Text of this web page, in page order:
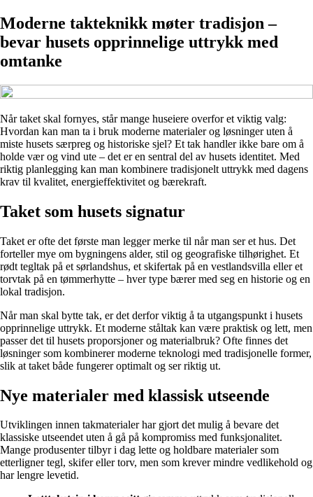
Moderne takteknikk møter tradisjon –
bevar husets opprinnelige uttrykk med
omtanke
Når taket skal fornyes, står mange huseiere overfor et viktig valg:
Hvordan kan man ta i bruk moderne materialer og løsninger uten å
miste husets særpreg og historiske sjel? Et tak handler ikke bare om å
holde vær og vind ute – det er en sentral del av husets identitet. Med
riktig planlegging kan man kombinere tradisjonelt uttrykk med dagens
krav til kvalitet, energieffektivitet og bærekraft.
Taket som husets signatur
Taket er ofte det første man legger merke til når man ser et hus. Det
forteller mye om bygningens alder, stil og geografiske tilhørighet. Et
rødt tegltak på et sørlandshus, et skifertak på en vestlandsvilla eller et
torvtak på en tømmerhytte – hver type bærer med seg en historie og en
lokal tradisjon.
Når man skal bytte tak, er det derfor viktig å ta utgangspunkt i husets
opprinnelige uttrykk. Et moderne ståltak kan være praktisk og lett, men
passer det til husets proporsjoner og materialbruk? Ofte finnes det
løsninger som kombinerer moderne teknologi med tradisjonelle former,
slik at taket både fungerer optimalt og ser riktig ut.
Nye materialer med klassisk utseende
Utviklingen innen takmaterialer har gjort det mulig å bevare det
klassiske utseendet uten å gå på kompromiss med funksjonalitet.
Mange produsenter tilbyr i dag lette og holdbare materialer som
etterligner tegl, skifer eller torv, men som krever mindre vedlikehold og
har lengre levetid.